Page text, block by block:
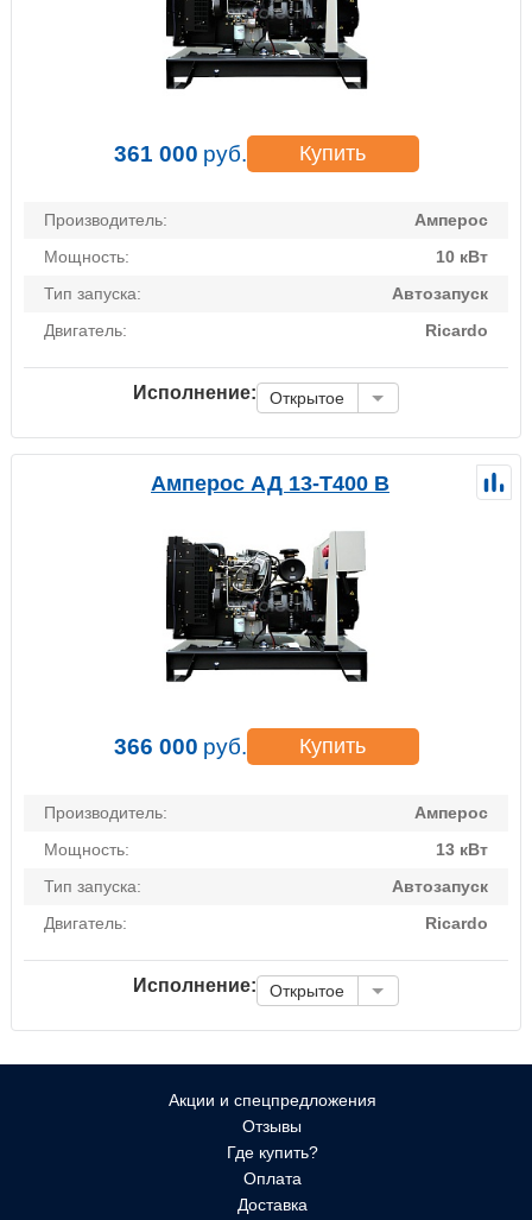
361 000 руб. Купить
Производитель:
Амперос
Мощность:
10 кВт
Тип запуска:
Автозапуск
Двигатель:
Ricardo
Исполнение: Открытое
Амперос АД 13-Т400 B
366 000 руб. Купить
Производитель:
Амперос
Мощность:
13 кВт
Тип запуска:
Автозапуск
Двигатель:
Ricardo
Исполнение: Открытое
Акции и спецпредложения
Отзывы
Где купить?
Оплата
Доставка